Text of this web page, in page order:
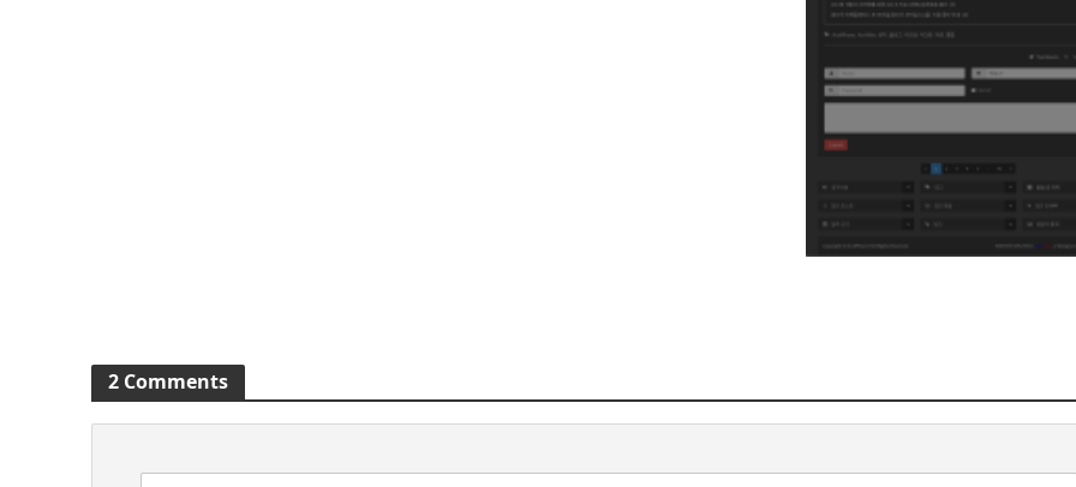
2 Comments